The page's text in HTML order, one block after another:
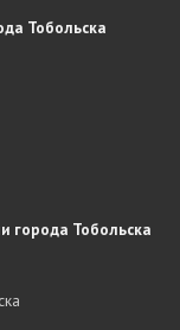
Тобольска
города Тобольска